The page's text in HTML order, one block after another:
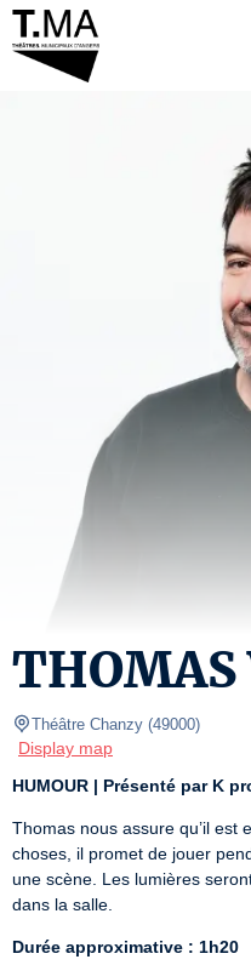
THOMAS
Théâtre Chanzy (49000)
Display map
HUMOUR | Présenté par K
Thomas nous assure qu’il est
choses, il promet de jouer
une scène. Les lumières
dans la salle.
Durée approximative : 1h20